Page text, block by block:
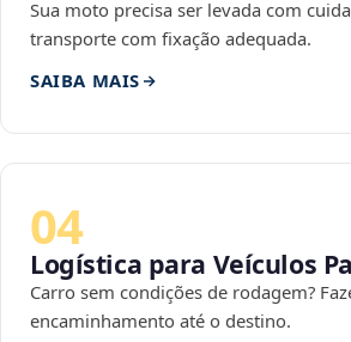
Sua moto precisa ser levada com
transporte com fixação adequada.
SAIBA MAIS
04
Logística para Veículos
Carro sem condições de rodagem?
encaminhamento até o destino.